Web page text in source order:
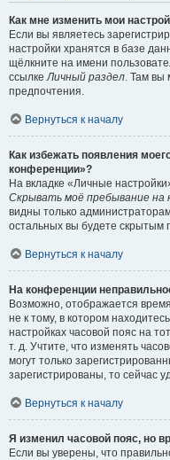
Как мне изменить мои
Если вы являетесь
настройки хранятся в базе
щёлкните на имени
ссылкеЛичный раздел. Там вы
предпочтения.
Вернуться к началу
Как избежать появления
конференции»?
На вкладке «Личные
Скрывать моё пребывание на
видны только
остальных вы будете скрытым
Вернуться к началу
На конференции
Возможно, отображается
не к тому, в котором
настройках часовой пояс на
т. д. Учтите, что изменять
могут только
зарегистрированы, то сейчас
Вернуться к началу
Я изменил часовой пояс, но
Если вы уверены, что